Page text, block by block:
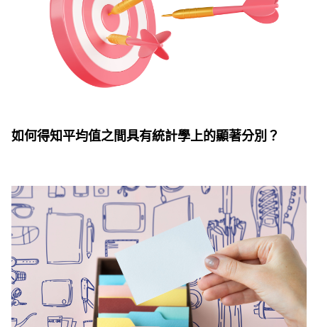
如何得知平均值之間具有統計學上的顯著分別？